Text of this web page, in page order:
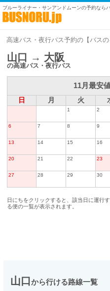
ブルーライナー・サンアンドムーンの予約なら
高速バス・夜行バス予約の【バスの
山口 → 大阪
の高速バス・夜行バス
11月最安
日
月 火
1 2
6 7 8 9
13 14 15 16
20 21 22 23
27 28 29 30
日にちをクリックすると、該当日に運行す
る便の一覧が表示されます。
山口から行ける路線一覧